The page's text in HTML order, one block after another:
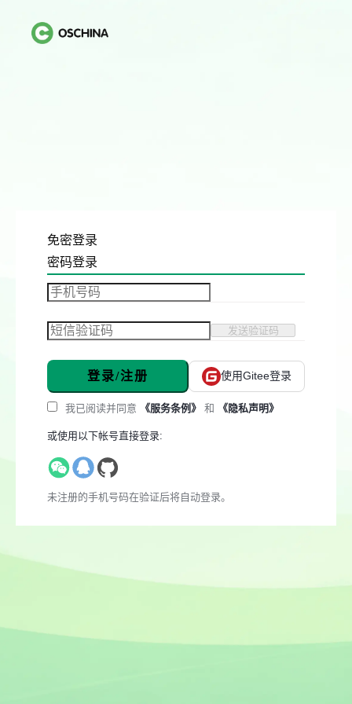
免密登录
密码登录
发送验证码
登录/注册 使用Gitee登录
我已阅读并同意 《服务条例》 和 《隐私声明》
或使用以下帐号直接登录:
未注册的手机号码在验证后将自动登录。